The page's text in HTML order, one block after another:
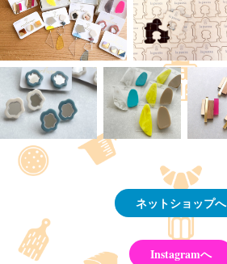
ネットショップへ
Instagramへ